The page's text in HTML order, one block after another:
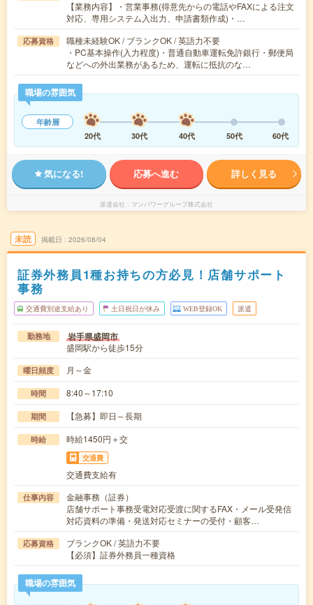
【業務内容】・営業事務(得意先からの電話やFAXによる注文
対応、専用システム入出力、申請書類作成)・…
応募資格
職種未経験OK / ブランクOK / 英語力不要
・PC基本操作(入力程度)・普通自動車運転免許銀行・郵便局
などへの外出業務があるため、運転に抵抗のな…
職場の雰囲気
年齢層
20代
30代 40代 50代 60代
気になる! 応募へ進む 詳しく見る
派遣会社 マンパワーグループ株式会社
未読 掲載日 2026/08/04
証券外務員1種お持ちの方必見！店舗サポート
事務
交通費別途支給あり 土日祝日が休み WEB登録OK 派遣
勤務地 岩手県盛岡市
盛岡駅から徒歩15分
曜日頻度 月～金
時間 8:40～17:10
期間 【急募】即日～長期
時給 時給1450円＋交
交通費
交通費支給有
仕事内容
金融事務（証券）
店舗サポート事務受電対応受渡に関するFAX・メール受発信
対応資料の準備・発送対応セミナーの受付・顧客…
応募資格
ブランクOK / 英語力不要
【必須】証券外務員一種資格
職場の雰囲気